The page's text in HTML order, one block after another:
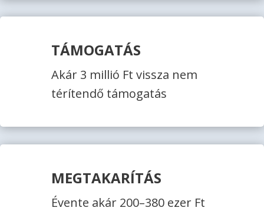
TÁMOGATÁS
Akár 3 millió Ft vissza nem
térítendő támogatás
MEGTAKARÍTÁS
Évente akár 200–380 ezer Ft